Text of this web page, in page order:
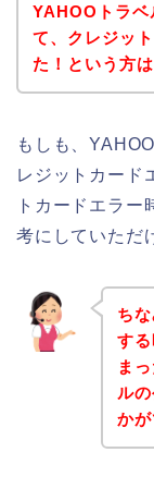
YAHOOトラベ
て、クレジッ
た！という方
もしも、
レジットカード
トカードエラー
考にしていただ
ち
す
ま
ル
か